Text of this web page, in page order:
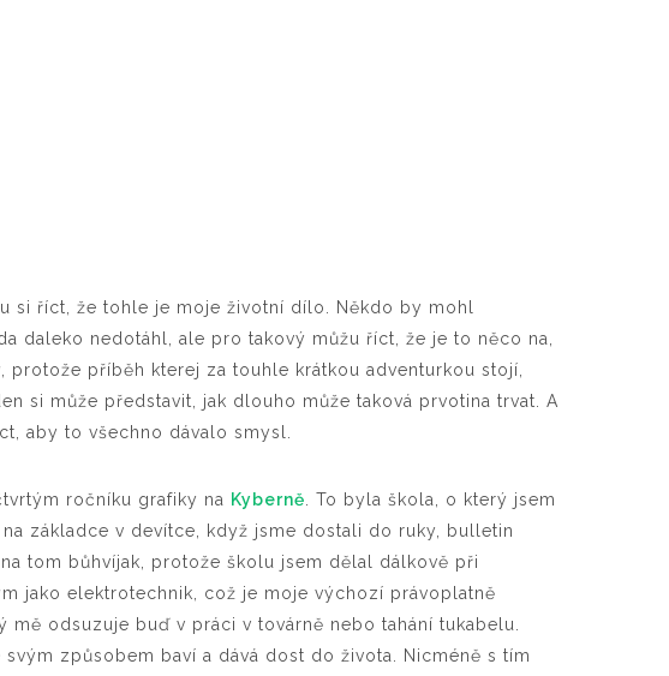
si říct, že tohle je moje životní dílo. Někdo by mohl
daleko nedotáhl, ale pro takový můžu říct, že je to něco na,
protože příběh kterej za touhle krátkou adventurkou stojí,
si může představit, jak dlouho může taková prvotina trvat. A
aby to všechno dávalo smysl.
ročníku grafiky na Kyberně . To byla škola, o který jsem
základce v devítce, když jsme dostali do ruky, bulletin
tom bůhvíjak, protože školu jsem dělal dálkově při
jako elektrotechnik, což je moje výchozí právoplatně
mě odsuzuje buď v práci v továrně nebo tahání tukabelu.
svým způsobem baví a dává dost do života. Nicméně s tím